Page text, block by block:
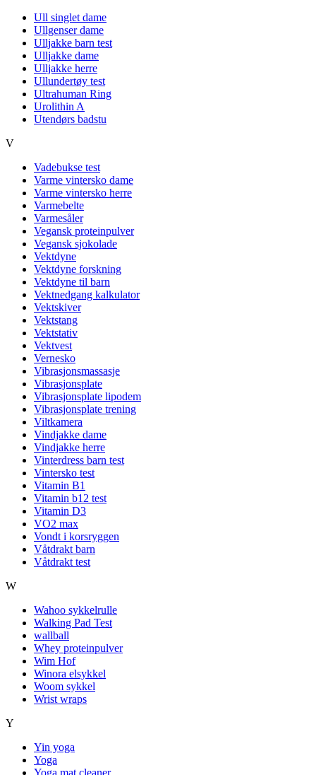
Ull singlet dame
Ullgenser dame
Ulljakke barn test
Ulljakke dame
Ulljakke herre
Ullundertøy test
Ultrahuman Ring
Urolithin A
Utendørs badstu
V
Vadebukse test
Varme vintersko dame
Varme vintersko herre
Varmebelte
Varmesåler
Vegansk proteinpulver
Vegansk sjokolade
Vektdyne
Vektdyne forskning
Vektdyne til barn
Vektnedgang kalkulator
Vektskiver
Vektstang
Vektstativ
Vektvest
Vernesko
Vibrasjonsmassasje
Vibrasjonsplate
Vibrasjonsplate lipodem
Vibrasjonsplate trening
Viltkamera
Vindjakke dame
Vindjakke herre
Vinterdress barn test
Vintersko test
Vitamin B1
Vitamin b12 test
Vitamin D3
VO2 max
Vondt i korsryggen
Våtdrakt barn
Våtdrakt test
W
Wahoo sykkelrulle
Walking Pad Test
wallball
Whey proteinpulver
Wim Hof
Winora elsykkel
Woom sykkel
Wrist wraps
Y
Yin yoga
Yoga
Yoga mat cleaner